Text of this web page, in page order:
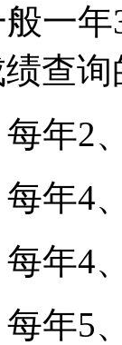
一年
查
年2
年4
年4
年5